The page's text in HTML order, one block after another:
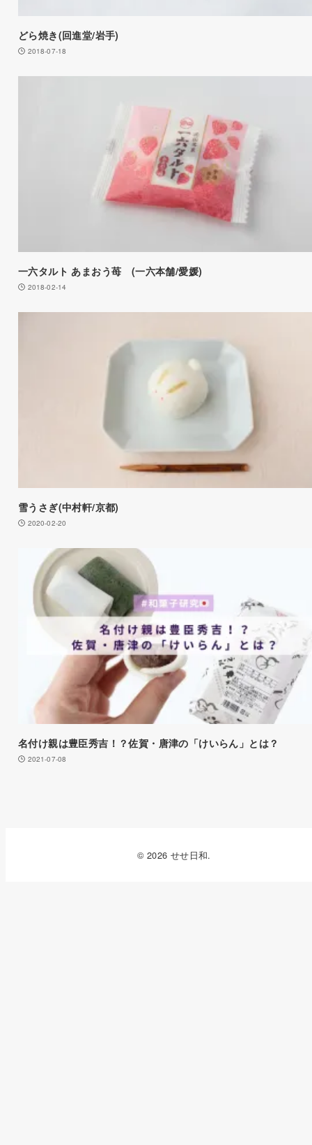
どら焼き(回進堂/岩手)
2018-07-18
一六タルト あまおう苺 (一六本舗/愛媛)
2018-02-14
雪うさぎ(中村軒/京都)
2020-02-20
名付け親は豊臣秀吉！？佐賀・唐津の「けいらん」とは？
2021-07-08
© 2026 せせ日和.